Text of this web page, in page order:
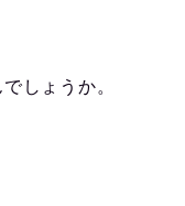
しょうか。